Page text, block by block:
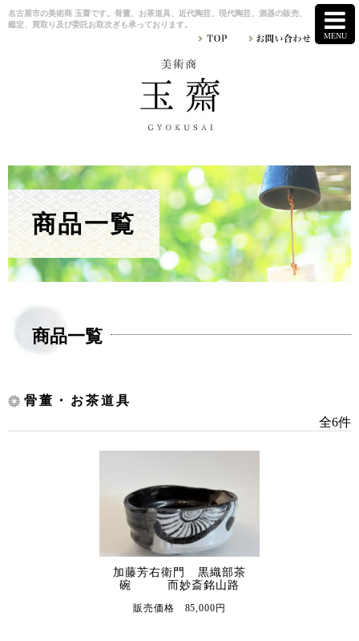
名古屋市の美術商 玉齋です。骨董、お茶道具、近代陶芸、現代陶芸、酒器の販売、
鑑定、買取り及び委託お取次ぎも承っております。
商品一覧
商品一覧
骨董・お茶道具
全6件
加藤芳右衛門 黒織部茶
碗 而妙斎銘山路
販売価格 85,000円